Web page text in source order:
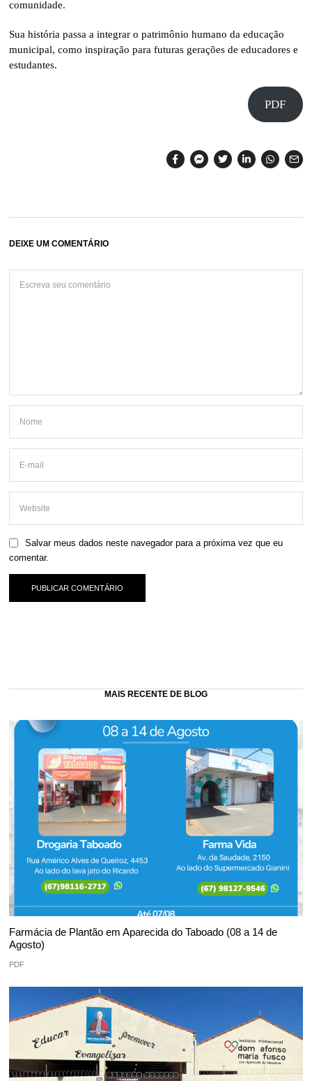
comunidade.
Sua história passa a integrar o patrimônio humano da educação
municipal, como inspiração para futuras gerações de educadores e
estudantes.
PDF
DEIXE UM COMENTÁRIO
Salvar meus dados neste navegador para a próxima vez que eu
comentar.
MAIS RECENTE DE BLOG
Farmácia de Plantão em Aparecida do Taboado (08 a 14 de
Agosto)
PDF